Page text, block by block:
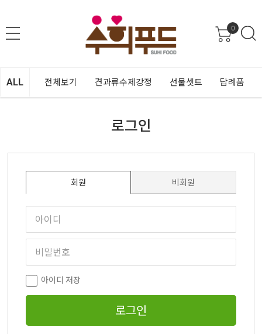
0
ALL 전체보기 견과류수제강정 선물셋트 답례품
로그인
회원 비회원
아이디 저장
로그인